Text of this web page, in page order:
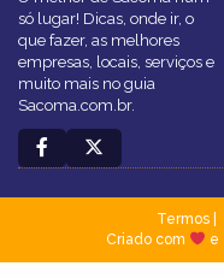
só lugar! Dicas, onde ir, o
que fazer, as melhores
empresas, locais, serviços e
muito mais no guia
Sacoma.com.br.
Termos
Criado com
e